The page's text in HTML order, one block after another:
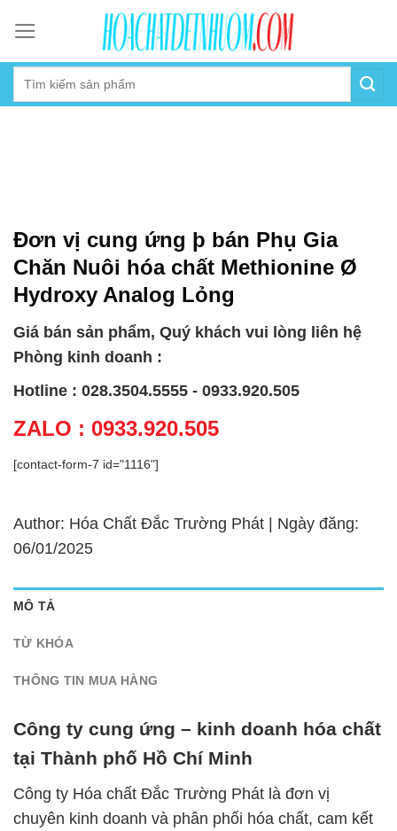
content
Đơn vị cung ứng þ bán Phụ Gia
Chăn Nuôi hóa chất Methionine Ø
Hydroxy Analog Lỏng
Giá bán sản phẩm, Quý khách vui lòng liên hệ
Phòng kinh doanh :
Hotline : 028.3504.5555 - 0933.920.505
ZALO : 0933.920.505
[contact-form-7 id="1116"]
Author: Hóa Chất Đắc Trường Phát | Ngày đăng:
06/01/2025
MÔ TẢ
TỪ KHÓA
THÔNG TIN MUA HÀNG
Công ty cung ứng – kinh doanh hóa chất
tại Thành phố Hồ Chí Minh
Công ty Hóa chất Đắc Trường Phát là đơn vị
chuyên kinh doanh và phân phối hóa chất, cam kết